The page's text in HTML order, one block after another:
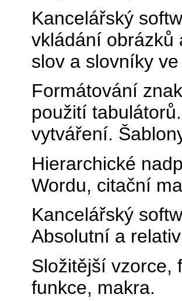
Kancelářský
vkládání obrázků
slov a slovníky
Formátování
použití
vytváření.
Hierarchické
Wordu, citační
Kancelářský
Absolutní a
Složitější vzorce,
funkce, makra.